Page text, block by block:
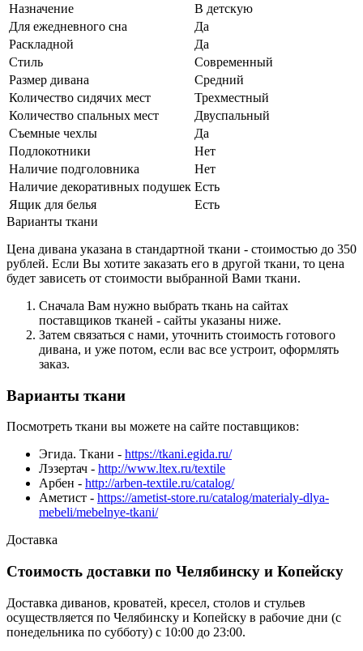
Назначение
В детскую
Для ежедневного сна
Да
Раскладной
Да
Стиль
Современный
Размер дивана
Средний
Количество сидячих мест
Трехместный
Количество спальных мест
Двуспальный
Съемные чехлы
Да
Подлокотники
Нет
Наличие подголовника
Нет
Наличие декоративных подушек Есть
Ящик для белья
Есть
Варианты ткани
Цена дивана указана в стандартной ткани - стоимостью до 350
рублей. Если Вы хотите заказать его в другой ткани, то цена
будет зависеть от стоимости выбранной Вами ткани.
Сначала Вам нужно выбрать ткань на сайтах
поставщиков тканей - сайты указаны ниже.
Затем связаться с нами, уточнить стоимость готового
дивана, и уже потом, если вас все устроит, оформлять
заказ.
Варианты ткани
Посмотреть ткани вы можете на сайте поставщиков:
Эгида. Ткани - https://tkani.egida.ru/
Лэзертач - http://www.ltex.ru/textile
Арбен - http://arben-textile.ru/catalog/
Аметист - https://ametist-store.ru/catalog/materialy-dlya-
mebeli/mebelnye-tkani/
Доставка
Стоимость доставки по Челябинску и Копейску
Доставка диванов, кроватей, кресел, столов и стульев
осуществляется по Челябинску и Копейску в рабочие дни (с
понедельника по субботу) с 10:00 до 23:00.